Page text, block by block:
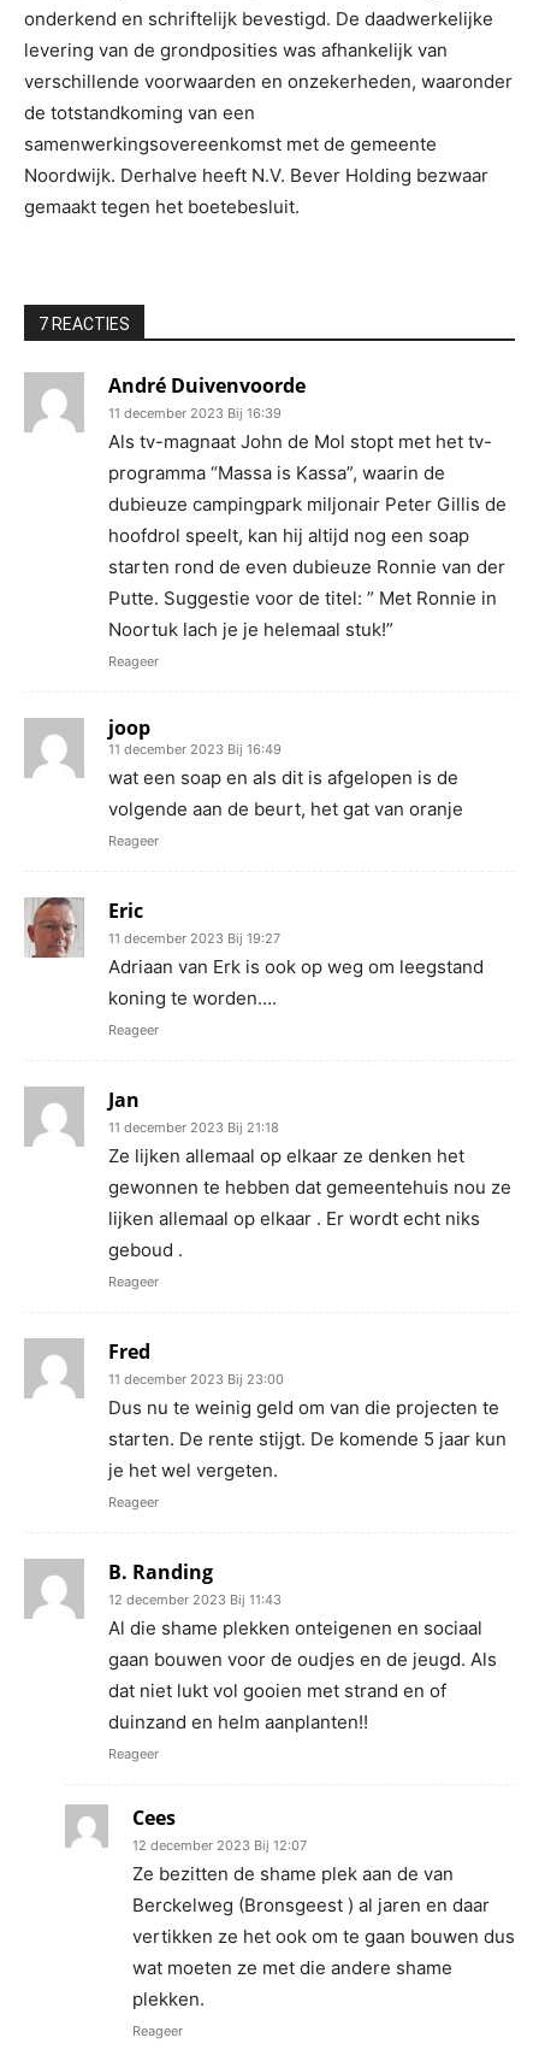
onderkend en schriftelijk bevestigd. De daadwerkelijke
levering van de grondposities was afhankelijk van
verschillende voorwaarden en onzekerheden, waaronder
de totstandkoming van een
samenwerkingsovereenkomst met de gemeente
Noordwijk. Derhalve heeft N.V. Bever Holding bezwaar
gemaakt tegen het boetebesluit.
7 REACTIES
André Duivenvoorde
11 december 2023 Bij 16:39
Als tv-magnaat John de Mol stopt met het tv-
programma “Massa is Kassa”, waarin de
dubieuze campingpark miljonair Peter Gillis de
hoofdrol speelt, kan hij altijd nog een soap
starten rond de even dubieuze Ronnie van der
Putte. Suggestie voor de titel: ” Met Ronnie in
Noortuk lach je je helemaal stuk!”
Reageer
joop
11 december 2023 Bij 16:49
wat een soap en als dit is afgelopen is de
volgende aan de beurt, het gat van oranje
Reageer
Eric
11 december 2023 Bij 19:27
Adriaan van Erk is ook op weg om leegstand
koning te worden….
Reageer
Jan
11 december 2023 Bij 21:18
Ze lijken allemaal op elkaar ze denken het
gewonnen te hebben dat gemeentehuis nou ze
lijken allemaal op elkaar . Er wordt echt niks
geboud .
Reageer
Fred
11 december 2023 Bij 23:00
Dus nu te weinig geld om van die projecten te
starten. De rente stijgt. De komende 5 jaar kun
je het wel vergeten.
Reageer
B. Randing
12 december 2023 Bij 11:43
Al die shame plekken onteigenen en sociaal
gaan bouwen voor de oudjes en de jeugd. Als
dat niet lukt vol gooien met strand en of
duinzand en helm aanplanten!!
Reageer
Cees
12 december 2023 Bij 12:07
Ze bezitten de shame plek aan de van
Berckelweg (Bronsgeest ) al jaren en daar
vertikken ze het ook om te gaan bouwen dus
wat moeten ze met die andere shame
plekken.
Reageer